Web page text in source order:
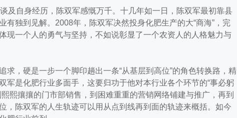
自身经历，陈双军感慨万千。十几年如一日，陈双军最初靠县
有独到见解。2008年，陈双军决然投身化肥生产的大“商海”，完
现一个人的勇气与坚持，不如说彰显了一个农资人的人格魅力与
，硬是一步一个脚印趟出一条“从基层到高位”的角色转换路，精
军是化肥行业多面手，这要归功于他对本行业各个环节的“事必躬
熙攘攘的门市部销售，到困难重重的营销网络铺建与推广，再到
，陈双军的人生轨迹可以用从点到线再到面的轨迹来概括。如今